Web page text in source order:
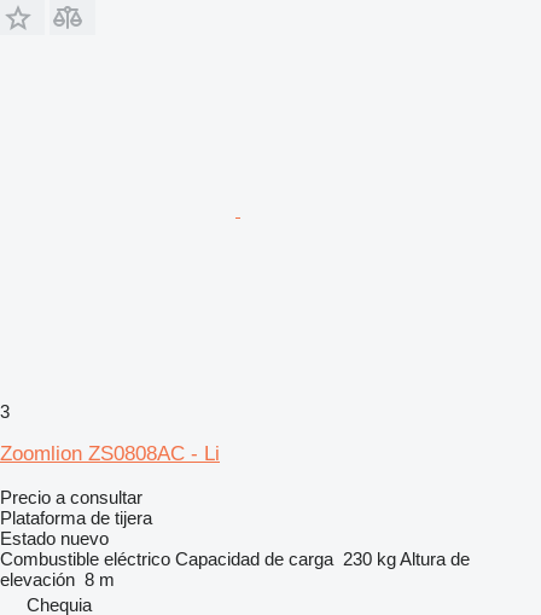
3
Zoomlion ZS0808AC - Li
Precio a consultar
Plataforma de tijera
Estado nuevo
Combustible eléctrico Capacidad de carga 230 kgAltura de
elevación 8 m
Chequia